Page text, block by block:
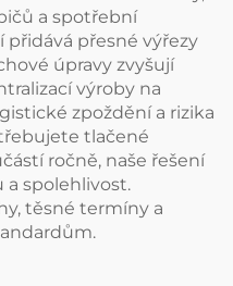
a spotřební
přidává přesné výřezy
úpravy zvyšují
výroby na
zpoždění a rizika
tlačené
ročně, naše řešení
spolehlivost.
těsné termíny a